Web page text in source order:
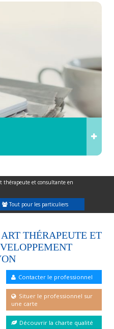
thérapeute et consultante en
Tout pour les particuliers
THÉRAPEUTE ET
Carole_Beauxis_art_therapeute3 ()
Contacter le professionnel
Situer le professionnel sur
une carte
Découvrir la charte qualité